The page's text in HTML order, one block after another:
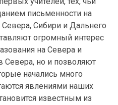
письменности на
Сибири и Дальнего
огромный интерес
на Севера и
Севера, но и позволяют
начались много
явлениями наших
известным из